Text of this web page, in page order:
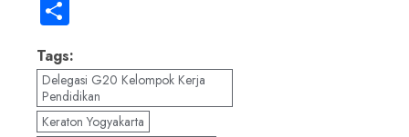
Tags:
Delegasi G20 Kelompok Kerja
Pendidikan
Keraton Yogyakarta